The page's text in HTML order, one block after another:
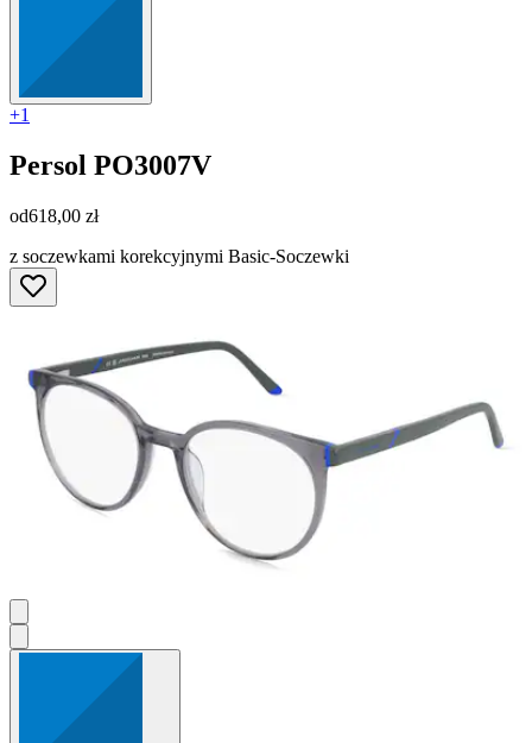
+1
Persol PO3007V
od618,00 zł
z soczewkami korekcyjnymi Basic-Soczewki